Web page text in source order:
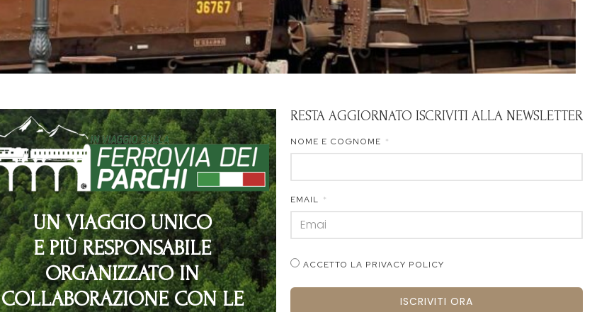
UN VIAGGIO UNICO
E PIÙ RESPONSABILE
ORGANIZZATO IN
COLLABORAZIONE CON LE
RESTA AGGIORNATO ISCRIVITI ALLA NEWSLETTER
NOME E COGNOME
EMAIL
ACCETTO LA PRIVACY POLICY
ISCRIVITI ORA